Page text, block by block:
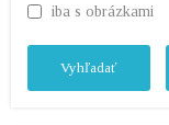
iba s obrázkami
Vyhľadať